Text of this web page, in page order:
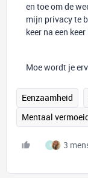
en toe om de
mijn privacy te
keer na een
Moe wordt je
Eenzaamheid
Mentaal
I 3